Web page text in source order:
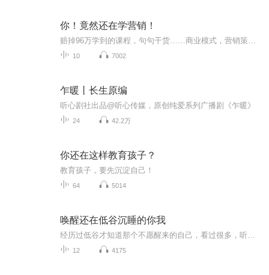
你！竟然还在学营销！
10 7002
乍暖丨长生原编
听心剧社出品@听心传媒，原创纯爱系列广播剧《乍暖》
24 42.2万
你还在这样教育孩子？
教育孩子，要先沉淀自己！
64 5014
唤醒还在低谷沉睡的你我
12 4175